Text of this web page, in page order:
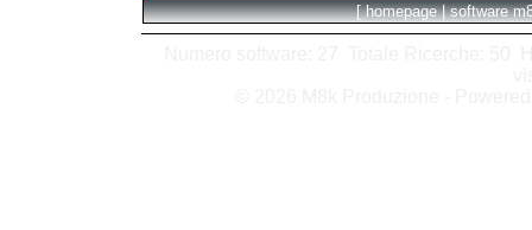
[ homepage | software